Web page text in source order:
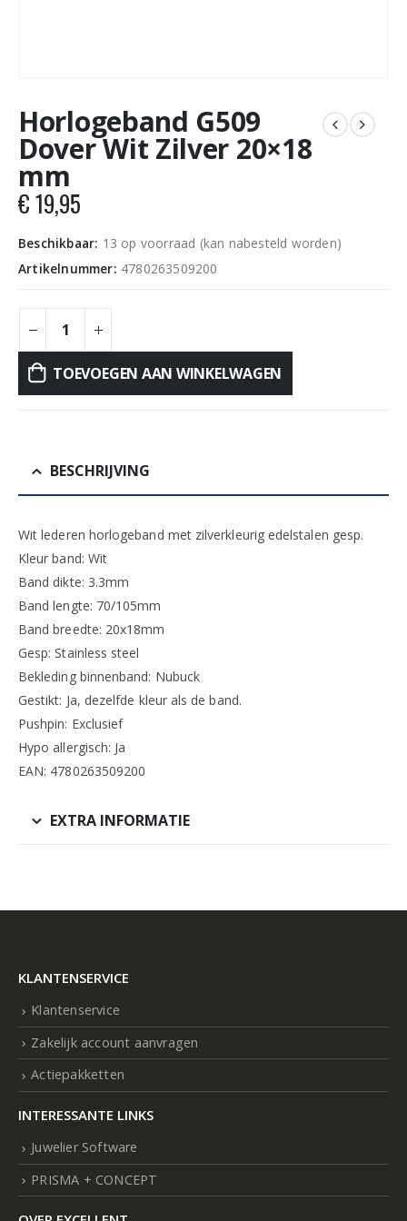
Horlogeband G509
Dover Wit Zilver 20×18
mm
€19,95
Beschikbaar: 13 op voorraad (kan nabesteld worden)
Artikelnummer: 4780263509200
TOEVOEGEN AAN WINKELWAGEN
BESCHRIJVING
Wit lederen horlogeband met zilverkleurig edelstalen gesp.
Kleur band: Wit
Band dikte: 3.3mm
Band lengte: 70/105mm
Band breedte: 20x18mm
Gesp: Stainless steel
Bekleding binnenband: Nubuck
Gestikt: Ja, dezelfde kleur als de band.
Pushpin: Exclusief
Hypo allergisch: Ja
EAN: 4780263509200
EXTRA INFORMATIE
KLANTENSERVICE
Klantenservice
Zakelijk account aanvragen
Actiepakketten
INTERESSANTE LINKS
Juwelier Software
PRISMA + CONCEPT